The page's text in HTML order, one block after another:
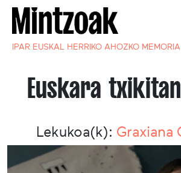
IPAR EUSKAL HERRIKO AHOZKO MEMORIA
Euskara
Lekukoa(k): Graxiana